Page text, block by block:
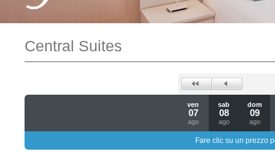
Central Suites
ven
07
ago
sab
08
ago
dom
09
ago
Fare clic su un prezzo